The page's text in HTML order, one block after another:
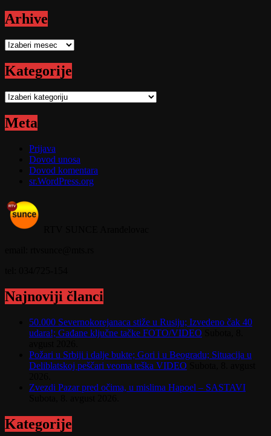
Arhive
Arhive
Kategorije
Kategorije
Meta
Prijava
Dovod unosa
Dovod komentara
sr.WordPress.org
Najnoviji članci
50.000 Severnokorejanaca stiže u Rusiju; Izvedeno čak 40
udara!; Gađane ključne tačke FOTO/VIDEO
Požari u Srbiji i dalje bukte; Gori i u Beogradu; Situacija u
Deliblatskoj peščari veoma teška VIDEO
Zvezdi Pazar pred očima, u mislima Hapoel – SASTAVI
Kategorije